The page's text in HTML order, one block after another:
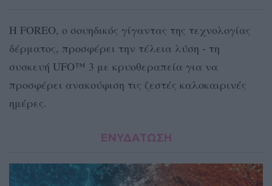
Η FOREO, ο σουηδικός γίγαντας της τεχνολογίας
δέρματος, προσφέρει την τέλεια λύση - τη
συσκευή UFO™ 3 με κρυοθεραπεία για να
προσφέρει ανακούφιση τις ζεστές καλοκαιρινές
ημέρες.
ΕΝΥΔΑΤΩΣΗ